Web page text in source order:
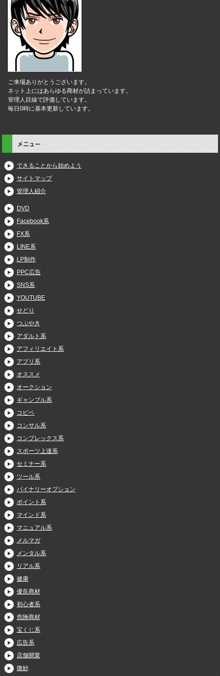
ご来場ありがとうございます。
ネット上にはあらゆる商材が詰まっています。
管理人目線で評価しています。
毎日0時に基本更新しています。
メニュー
できることから始めよう
サイトマップ
管理人紹介
DVD
Facebook系
FX系
LINE系
LP制作
PPC広告
SNS系
YOUTUBE
せどり
つぶやき
アダルト系
アフィリエイト系
アプリ系
オススメ
オークション
ギャンブル系
コピペ
コンサル系
コンプレックス系
スポーツ上達系
セミナー系
ツール系
バイナリーオプション
ポイント系
マインド系
マニュアル系
メルマガ
メンタル系
リアル系
健康
優良商材
初心者系
危険商材
宝くじ系
広告系
店舗開業
微妙